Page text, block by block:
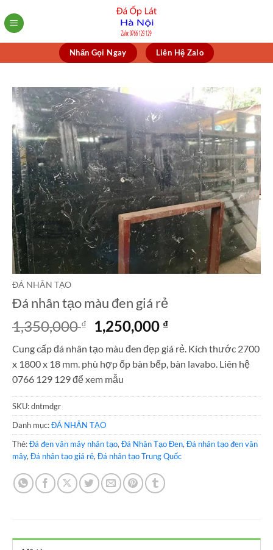
to
Nhấn Gọi Ngay Liên Hệ Zalo
ĐÁ NHÂN TẠO
Đá nhân tạo màu đen giá rẻ
1,350,000₫
Giá
gốc
là:
1,350,000 ₫.
1,250,000 ₫Giá
hiện
tại
là:
Cung cấp đá nhân tạo màu đen đẹp giá rẻ. Kích thước 2700
x 1800 x 18 mm. phù hợp ốp bàn bếp, bàn lavabo. Liên hệ
0766 129 129 để xem mẫu
SKU:dntmdgr
Danh mục:ĐÁ NHÂN TẠO
Thẻ:Đá đen vân mây nhân tạo, Đá Nhân Tạo Đen, Đá nhân tạo đen vân
mây, Đá nhân tạo giá rẻ, Đá nhân tạo Trung Quốc